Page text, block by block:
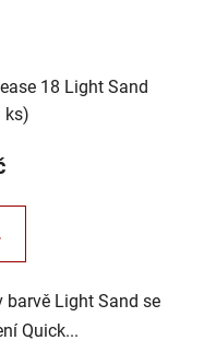
18 Light Sand
ks)
Light Sand se
Quick...